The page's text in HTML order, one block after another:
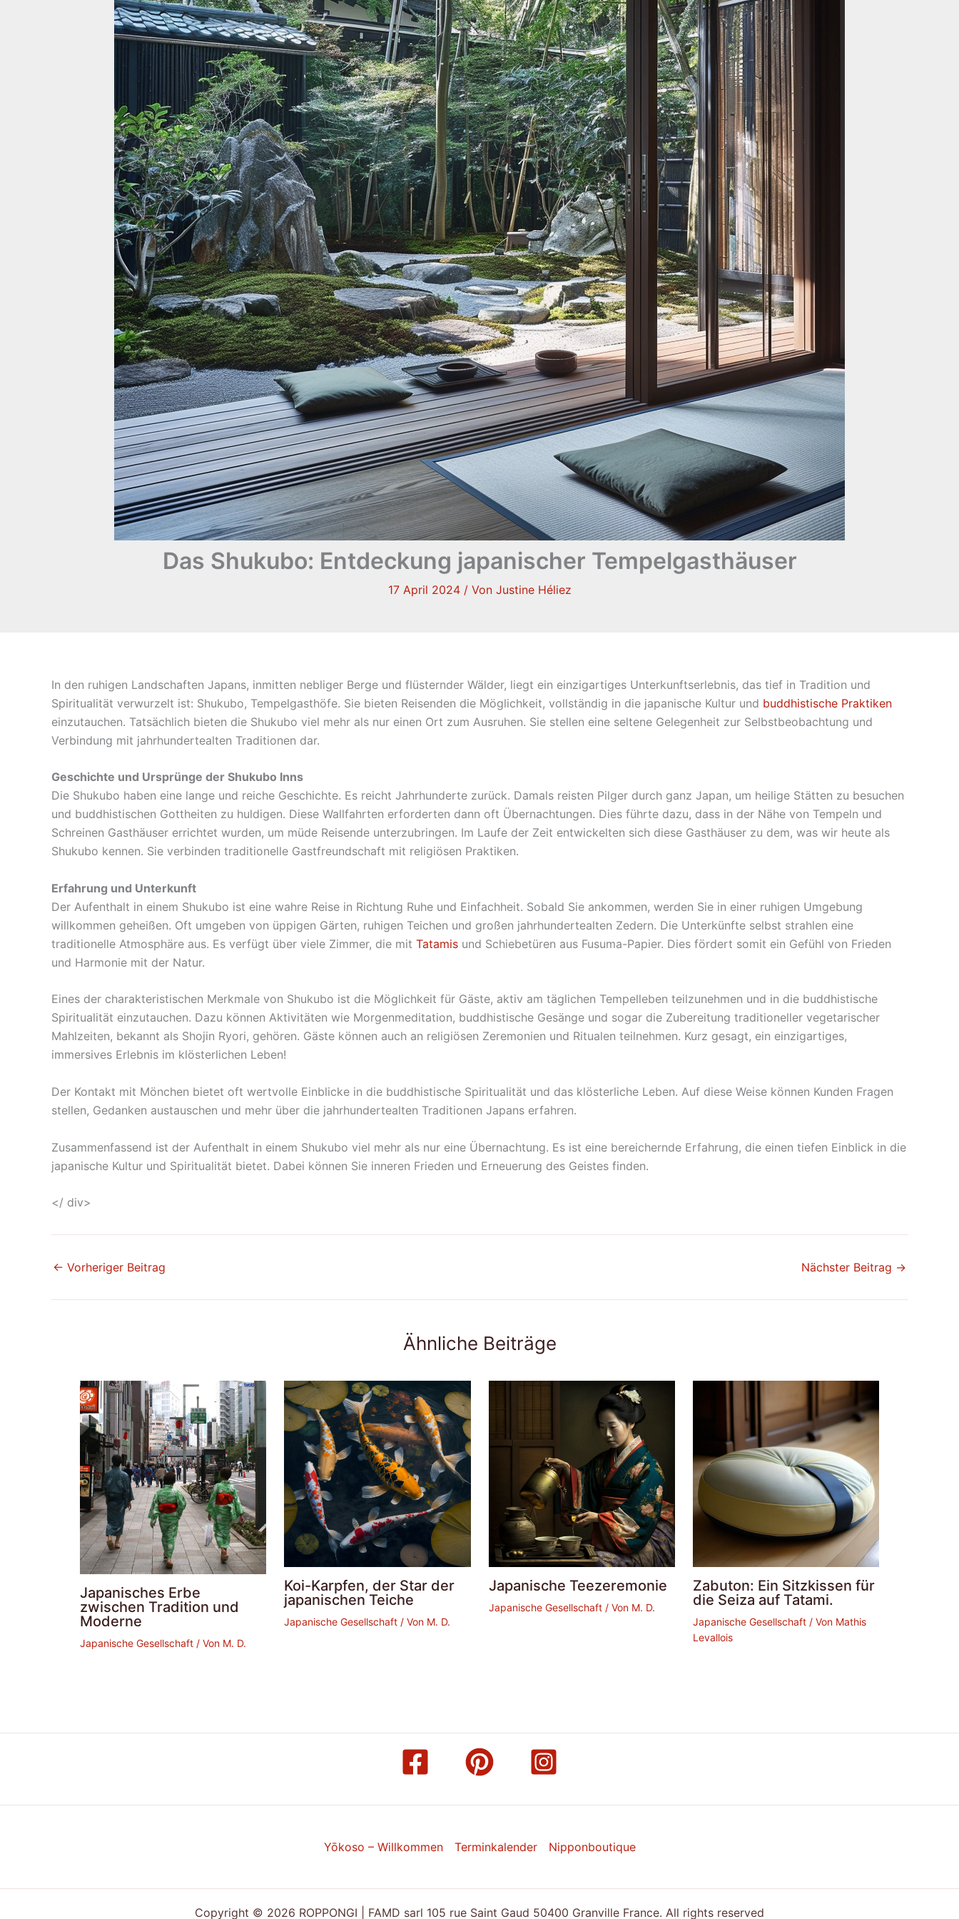
Das Shukubo: Entdeckung japanischer Tempelgasthäuser
17 April 2024 / Von Justine Héliez
In den ruhigen Landschaften Japans, inmitten nebliger Berge und flüsternder Wälder, liegt ein einzigartiges Unterkunftserlebnis, das tief in Tradition und
Spiritualität verwurzelt ist: Shukubo, Tempelgasthöfe. Sie bieten Reisenden die Möglichkeit, vollständig in die japanische Kultur und buddhistische Praktiken
einzutauchen. Tatsächlich bieten die Shukubo viel mehr als nur einen Ort zum Ausruhen. Sie stellen eine seltene Gelegenheit zur Selbstbeobachtung und
Verbindung mit jahrhundertealten Traditionen dar.
Geschichte und Ursprünge der Shukubo Inns
Die Shukubo haben eine lange und reiche Geschichte. Es reicht Jahrhunderte zurück. Damals reisten Pilger durch ganz Japan, um heilige Stätten zu besuchen
und buddhistischen Gottheiten zu huldigen. Diese Wallfahrten erforderten dann oft Übernachtungen. Dies führte dazu, dass in der Nähe von Tempeln und
Schreinen Gasthäuser errichtet wurden, um müde Reisende unterzubringen. Im Laufe der Zeit entwickelten sich diese Gasthäuser zu dem, was wir heute als
Shukubo kennen. Sie verbinden traditionelle Gastfreundschaft mit religiösen Praktiken.
Erfahrung und Unterkunft
Der Aufenthalt in einem Shukubo ist eine wahre Reise in Richtung Ruhe und Einfachheit. Sobald Sie ankommen, werden Sie in einer ruhigen Umgebung
willkommen geheißen. Oft umgeben von üppigen Gärten, ruhigen Teichen und großen jahrhundertealten Zedern. Die Unterkünfte selbst strahlen eine
traditionelle Atmosphäre aus. Es verfügt über viele Zimmer, die mit Tatamis und Schiebetüren aus Fusuma-Papier. Dies fördert somit ein Gefühl von Frieden
und Harmonie mit der Natur.
Eines der charakteristischen Merkmale von Shukubo ist die Möglichkeit für Gäste, aktiv am täglichen Tempelleben teilzunehmen und in die buddhistische
Spiritualität einzutauchen. Dazu können Aktivitäten wie Morgenmeditation, buddhistische Gesänge und sogar die Zubereitung traditioneller vegetarischer
Mahlzeiten, bekannt als Shojin Ryori, gehören. Gäste können auch an religiösen Zeremonien und Ritualen teilnehmen. Kurz gesagt, ein einzigartiges,
immersives Erlebnis im klösterlichen Leben!
Der Kontakt mit Mönchen bietet oft wertvolle Einblicke in die buddhistische Spiritualität und das klösterliche Leben. Auf diese Weise können Kunden Fragen
stellen, Gedanken austauschen und mehr über die jahrhundertealten Traditionen Japans erfahren.
Zusammenfassend ist der Aufenthalt in einem Shukubo viel mehr als nur eine Übernachtung. Es ist eine bereichernde Erfahrung, die einen tiefen Einblick in die
japanische Kultur und Spiritualität bietet. Dabei können Sie inneren Frieden und Erneuerung des Geistes finden.
</ div>
← Vorheriger Beitrag Nächster Beitrag →
Ähnliche Beiträge
Japanisches Erbe
zwischen Tradition und
Moderne
Japanische Gesellschaft / Von M. D.
Koi-Karpfen, der Star der
japanischen Teiche
Japanische Gesellschaft / Von M. D.
Japanische Teezeremonie
Japanische Gesellschaft/ Von M. D.
Zabuton: Ein Sitzkissen für
die Seiza auf Tatami.
Japanische Gesellschaft/ Von Mathis
Levallois
Yōkoso – Willkommen Terminkalender Nipponboutique
Copyright © 2026 ROPPONGI | FAMD sarl 105 rue Saint Gaud 50400 Granville France. All rights reserved